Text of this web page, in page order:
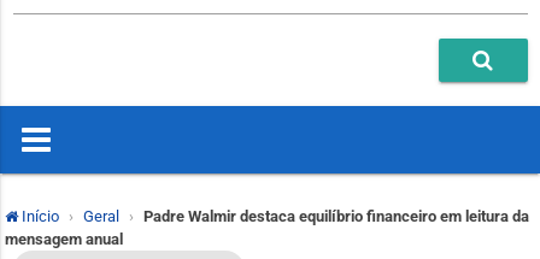
Início Geral
Padre Walmir destaca equilíbrio financeiro em leitura da
mensagem anual